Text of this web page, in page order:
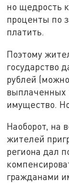
но щедрость
проценты по
платить.
Поэтому
государство
рублей
выплаченных
имущество.
Наоборот, на
жителей
региона дал
гражданами